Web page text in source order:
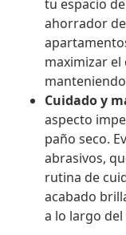
tu espacio
ahorrador
maximizar el
Cuidado y
aspecto
paño seco.
abrasivos,
rutina de
acabado
a lo largo